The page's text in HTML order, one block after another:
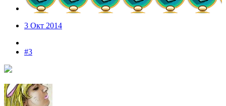
3 Окт 2014
#3